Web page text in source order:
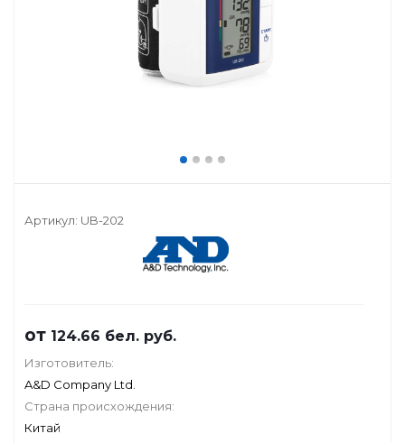
Артикул: UB-202
от 124.66 бел. руб.
Изготовитель:
A&D Company Ltd.
Страна происхождения:
Китай